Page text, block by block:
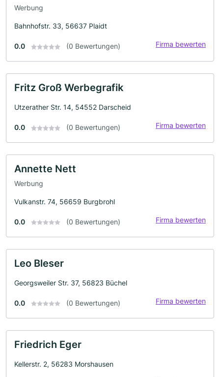
Werbung
Bahnhofstr. 33, 56637 Plaidt
0.0 (0 Bewertungen) Firma bewerten
Fritz Groß Werbegrafik
Utzerather Str. 14, 54552 Darscheid
0.0 (0 Bewertungen) Firma bewerten
Annette Nett
Werbung
Vulkanstr. 74, 56659 Burgbrohl
0.0 (0 Bewertungen) Firma bewerten
Leo Bleser
Georgsweiler Str. 37, 56823 Büchel
0.0 (0 Bewertungen) Firma bewerten
Friedrich Eger
Kellerstr. 2, 56283 Morshausen